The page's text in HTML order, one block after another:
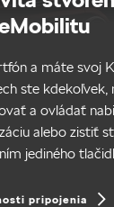
a máte svoj
ste kdekoľvek,
a ovládať
alebo zistiť
jediného
pripojenia